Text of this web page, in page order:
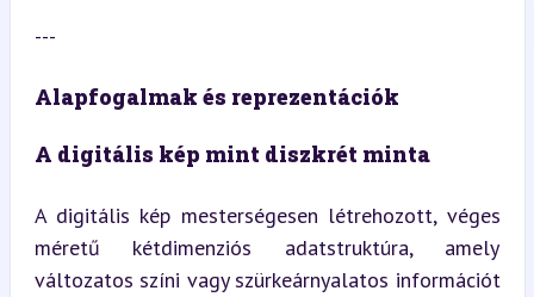
---
Alapfogalmak és reprezentációk
A digitális kép mint diszkrét minta
A digitális kép mesterségesen létrehozott, véges
méretű kétdimenziós adatstruktúra, amely
változatos színi vagy szürkeárnyalatos információt